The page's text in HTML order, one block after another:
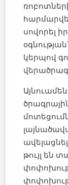
սովորել
կերպով
թույլ են